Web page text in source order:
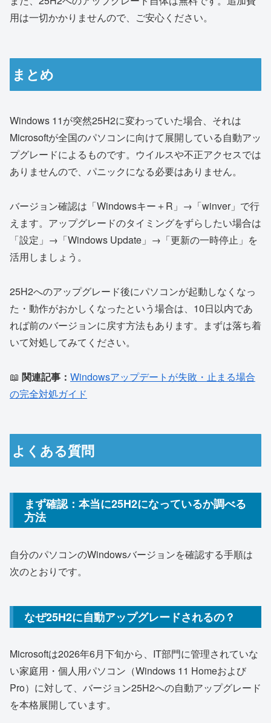
用は一切かかりませんので、ご安心ください。
まとめ
Windows 11が突然25H2に変わっていた場合、それは
Microsoftが全国のパソコンに向けて展開している自動アッ
プグレードによるものです。ウイルスや不正アクセスでは
ありませんので、パニックになる必要はありません。
バージョン確認は「Windowsキー＋R」→「winver」で行
えます。アップグレードのタイミングをずらしたい場合は
「設定」→「Windows Update」→「更新の一時停止」を
活用しましょう。
25H2へのアップグレード後にパソコンが起動しなくなっ
た・動作がおかしくなったという場合は、10日以内であ
れば前のバージョンに戻す方法もあります。まずは落ち着
いて対処してみてください。
📖 関連記事： Windowsアップデートが失敗・止まる場合
の完全対処ガイド
よくある質問
まず確認：本当に25H2になっているか調べる
方法
自分のパソコンのWindowsバージョンを確認する手順は
次のとおりです。
なぜ25H2に自動アップグレードされるの？
Microsoftは2026年6月下旬から、IT部門に管理されていな
い家庭用・個人用パソコン（Windows 11 Homeおよび
Pro）に対して、バージョン25H2への自動アップグレード
を本格展開しています。